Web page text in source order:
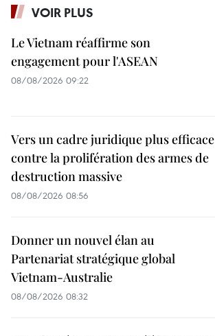
VOIR PLUS
Le Vietnam réaffirme son
engagement pour l'ASEAN
08/08/2026 09:22
Vers un cadre juridique plus efficace
contre la prolifération des armes de
destruction massive
08/08/2026 08:56
Donner un nouvel élan au
Partenariat stratégique global
Vietnam-Australie
08/08/2026 08:32